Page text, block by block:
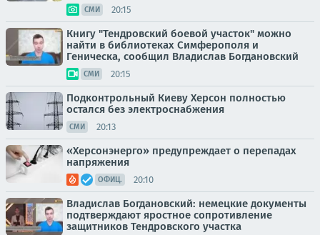
СМИ 20:15
Книгу "Тендровский боевой участок" можно
найти в библиотеках Симферополя и
Геническа, сообщил Владислав Богдановский
СМИ 20:15
Подконтрольный Киеву Херсон полностью
остался без электроснабжения
СМИ 20:13
«Херсонэнерго» предупреждает о перепадах
напряжения
ОФИЦ. 20:10
Владислав Богдановский: немецкие документы
подтверждают яростное сопротивление
защитников Тендровского участка